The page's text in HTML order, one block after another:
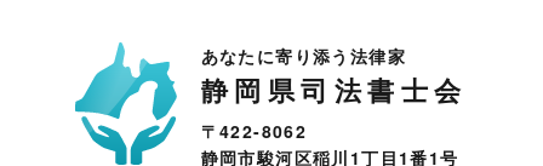
あなたに寄り添う法律家
静岡県司法書士会
〒422-8062
静岡市駿河区稲川1丁目1番1号